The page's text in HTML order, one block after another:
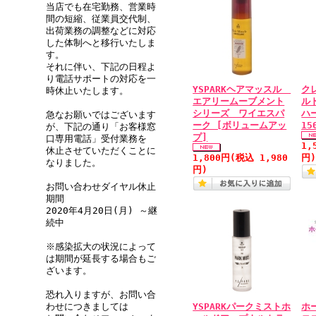
当店でも在宅勤務、営業時
間の短縮、従業員交代制、
出荷業務の調整などに対応
した体制へと移行いたしま
す。
それに伴い、下記の日程よ
り電話サポートの対応を一
時休止いたします。
急なお願いではございます
が、下記の通り「お客様窓
口専用電話」受付業務を
休止させていただくことに
なりました。
お問い合わせダイヤル休止
期間
2020年4月20日(月) ～継
続中
※感染拡大の状況によって
は期間が延長する場合もご
ざいます。
恐れ入りますが、お問い合
わせにつきましては
YSPARKヘアマッスル
エアリームーブメント
シリーズ ワイエスパ
ーク [ボリュームアッ
プ]
1,800円 (税込 1,980
円)
ク
ル
ハ
円)
YSPARKパークミストホ
ホ